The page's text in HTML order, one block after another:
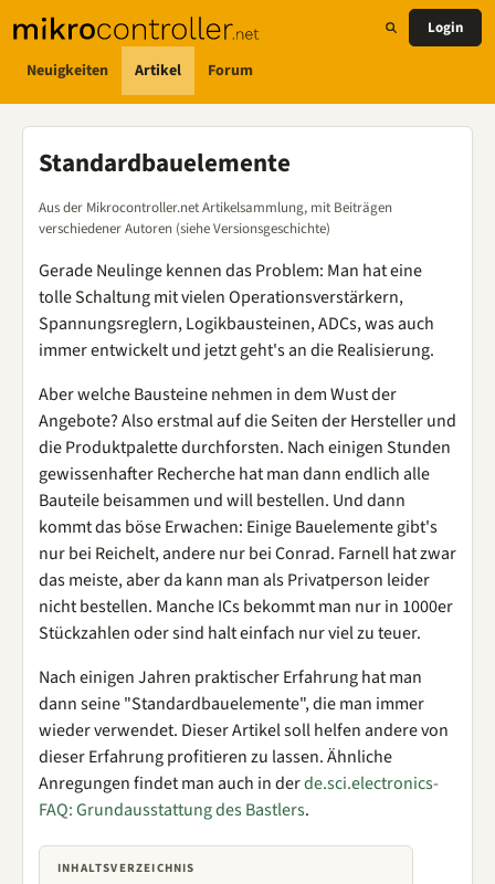
Neuigkeiten Artikel Forum
Login
Standardbauelemente
Aus der Mikrocontroller.net Artikelsammlung, mit Beiträgen
verschiedener Autoren (siehe Versionsgeschichte)
Gerade Neulinge kennen das Problem: Man hat eine
tolle Schaltung mit vielen Operationsverstärkern,
Spannungsreglern, Logikbausteinen, ADCs, was auch
immer entwickelt und jetzt geht's an die Realisierung.
Aber welche Bausteine nehmen in dem Wust der
Angebote? Also erstmal auf die Seiten der Hersteller und
die Produktpalette durchforsten. Nach einigen Stunden
gewissenhafter Recherche hat man dann endlich alle
Bauteile beisammen und will bestellen. Und dann
kommt das böse Erwachen: Einige Bauelemente gibt's
nur bei Reichelt, andere nur bei Conrad. Farnell hat zwar
das meiste, aber da kann man als Privatperson leider
nicht bestellen. Manche ICs bekommt man nur in 1000er
Stückzahlen oder sind halt einfach nur viel zu teuer.
Nach einigen Jahren praktischer Erfahrung hat man
dann seine "Standardbauelemente", die man immer
wieder verwendet. Dieser Artikel soll helfen andere von
dieser Erfahrung profitieren zu lassen. Ähnliche
Anregungen findet man auch in derde.sci.electronics-
FAQ: Grundausstattung des Bastlers.
INHALTSVERZEICHNIS